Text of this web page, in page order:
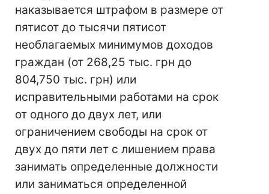
наказывается штрафом в размере от
пятисот до тысячи пятисот
необлагаемых минимумов доходов
граждан (от 268,25 тыс. грн до
804,750 тыс. грн) или
исправительными работами на срок
от одного до двух лет, или
ограничением свободы на срок от
двух до пяти лет с лишением права
занимать определенные должности
или заниматься определенной